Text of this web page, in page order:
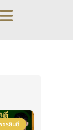
ชรยินดี